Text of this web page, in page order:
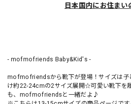
日本国内にお住まい
- mofmofriends Baby&Kid's -
mofmofriendsから靴下が登場！サイズは子
け約22-24cmの2サイズ展開☆可愛い靴下を
も、mofmofriendsと一緒だよ♪